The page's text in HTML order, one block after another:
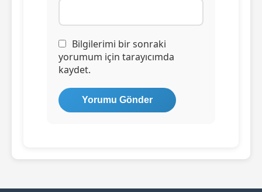
Bilgilerimi bir sonraki
yorumum için tarayıcımda
kaydet.